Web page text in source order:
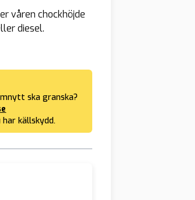
våren chockhöjde
diesel.
ska granska?
källskydd.